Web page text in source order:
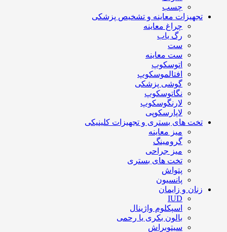
چسب
تجهیزات معاینه و تشخیص پزشکی
چراغ معاینه
رگ یاب
ست
ست معاینه
اتوسکوپ
افتالموسکوپ
گوشی پزشکی
نگاتوسکوپ
لارنگوسکوپ
لاپارسکوپی
تخت های بستری و تجهیزات کلینیکی
میز معاینه
گرومینگ
میز جراحی
تخت های بستری
پتواش
پانسیون
زنان و زایمان
IUD
اسپکلوم واژینال
بالون بکری یا رحمی
سیتوبراش